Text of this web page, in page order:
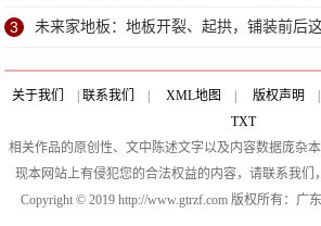
3 未来家地板：地板开裂、起拱，铺装前后
关于我们 联系我们 XML地图 版权声明
TXT
相关作品的原创性、文中陈述文字以及内容数据庞杂
现本网站上有侵犯您的合法权益的内容，请联系我们
Copyright © 2019 http://www.gtrzf.com 版权所有：广